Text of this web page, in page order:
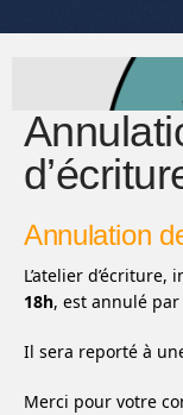
Annulation
L’atelier
18h, est annulé
Il sera reporté à
Merci pour votre